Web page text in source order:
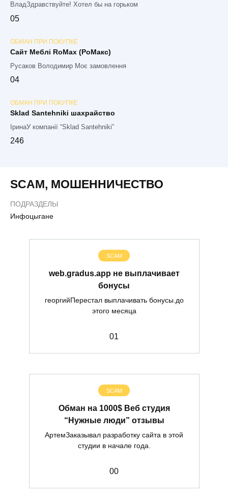
ВладЗдравствуйте! Хотел бы на горьком
05
ОБМАН ПРИ ПОКУПКЕ
Сайт Меблі RoMax (РоМакс)
Русаков Володимир Моє замовлення
04
ОБМАН ПРИ ПОКУПКЕ
Sklad Santehniki шахрайство
ІринаУ компанії “Sklad Santehniki”
246
SCAM, МОШЕННИЧЕСТВО
ПОДРАЗДЕЛЫ
Инфоцыгане
SCAM
web.gradus.app не выплачивает
бонусы
георгийПерестал выплачивать бонусы.до
этого месяца
01
SCAM
Обман на 1000$ Веб студия
“Нужные люди” отзывы
АртемЗаказывал разработку сайта в этой
студии в начале года.
00